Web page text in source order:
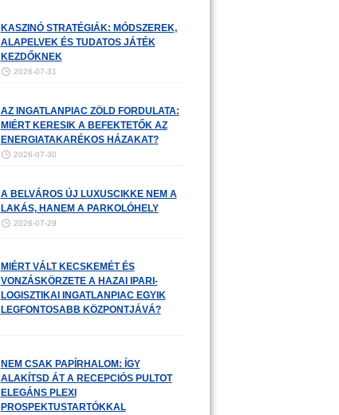
KASZINÓ STRATÉGIÁK: MÓDSZEREK,
ALAPELVEK ÉS TUDATOS JÁTÉK
KEZDŐKNEK
2026-07-31
AZ INGATLANPIAC ZÖLD FORDULATA:
MIÉRT KERESIK A BEFEKTETŐK AZ
ENERGIATAKARÉKOS HÁZAKAT?
2026-07-30
A BELVÁROS ÚJ LUXUSCIKKE NEM A
LAKÁS, HANEM A PARKOLÓHELY
2026-07-29
MIÉRT VÁLT KECSKEMÉT ÉS
VONZÁSKÖRZETE A HAZAI IPARI-
LOGISZTIKAI INGATLANPIAC EGYIK
LEGFONTOSABB KÖZPONTJÁVÁ?
NEM CSAK PAPÍRHALOM: ÍGY
ALAKÍTSD ÁT A RECEPCIÓS PULTOT
ELEGÁNS PLEXI
PROSPEKTUSTARTÓKKAL